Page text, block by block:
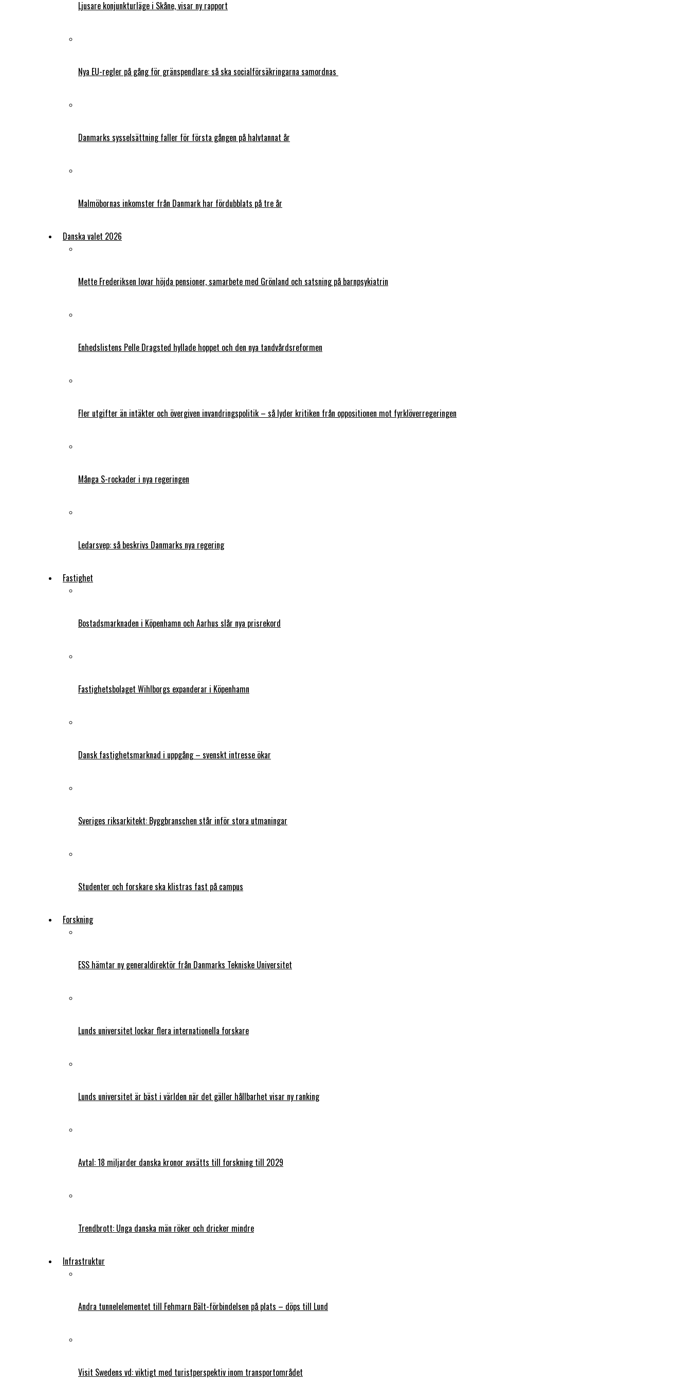
Ljusare konjunkturläge i Skåne, visar ny rapport
Nya EU-regler på gång för gränspendlare: så ska socialförsäkringarna samordnas
Danmarks sysselsättning faller för första gången på halvtannat år
Malmöbornas inkomster från Danmark har fördubblats på tre år
Danska valet 2026
Mette Frederiksen lovar höjda pensioner, samarbete med Grönland och satsning på barnpsykiatrin
Enhedslistens Pelle Dragsted hyllade hoppet och den nya tandvårdsreformen
Fler utgifter än intäkter och övergiven invandringspolitik – så lyder kritiken från oppositionen mot fyrklöverregeringen
Många S-rockader i nya regeringen
Ledarsvep: så beskrivs Danmarks nya regering
Fastighet
Bostadsmarknaden i Köpenhamn och Aarhus slår nya prisrekord
Fastighetsbolaget Wihlborgs expanderar i Köpenhamn
Dansk fastighetsmarknad i uppgång – svenskt intresse ökar
Sveriges riksarkitekt: Byggbranschen står inför stora utmaningar
Studenter och forskare ska klistras fast på campus
Forskning
ESS hämtar ny generaldirektör från Danmarks Tekniske Universitet
Lunds universitet lockar flera internationella forskare
Lunds universitet är bäst i världen när det gäller hållbarhet visar ny ranking
Avtal: 18 miljarder danska kronor avsätts till forskning till 2029
Trendbrott: Unga danska män röker och dricker mindre
Infrastruktur
Andra tunnelelementet till Fehmarn Bält-förbindelsen på plats – döps till Lund
Visit Swedens vd: viktigt med turistperspektiv inom transportområdet